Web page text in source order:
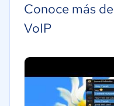
Conoce más
VoIP